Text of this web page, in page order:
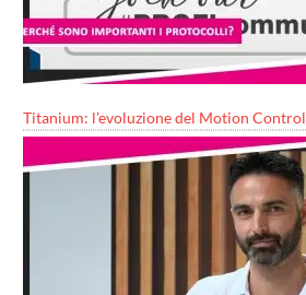
Titanium: l’evoluzione del Motion Control